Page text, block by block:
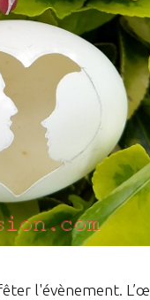
l'évènement.